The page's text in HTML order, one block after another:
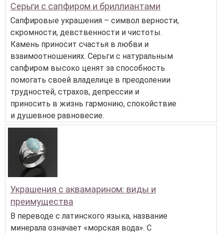
Серьги с сапфиром и бриллиантами
Сапфировые украшения – символ верности,
скромности, девственности и чистоты.
Камень приносит счастья в любви и
взаимоотношениях. Серьги с натуральным
сапфиром высоко ценят за способность
помогать своей владелице в преодолении
трудностей, страхов, депрессии и
приносить в жизнь гармонию, спокойствие
и душевное равновесие.
Украшения с аквамарином: виды и
преимущества
В переводе с латинского языка, название
минерала означает «морская вода». С